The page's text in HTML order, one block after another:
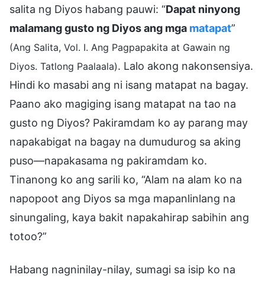
salita ng Diyos habang pauwi: “Dapat ninyong
malamang gusto ng Diyos ang mga matapat”
(Ang Salita, Vol. I. Ang Pagpapakita at Gawain ng
Diyos. Tatlong Paalaala). Lalo akong nakonsensiya.
Hindi ko masabi ang ni isang matapat na bagay.
Paano ako magiging isang matapat na tao na
gusto ng Diyos? Pakiramdam ko ay parang may
napakabigat na bagay na dumudurog sa aking
puso—napakasama ng pakiramdam ko.
Tinanong ko ang sarili ko, “Alam na alam ko na
napopoot ang Diyos sa mga mapanlinlang na
sinungaling, kaya bakit napakahirap sabihin ang
totoo?”
Habang nagninilay-nilay, sumagi sa isip ko na